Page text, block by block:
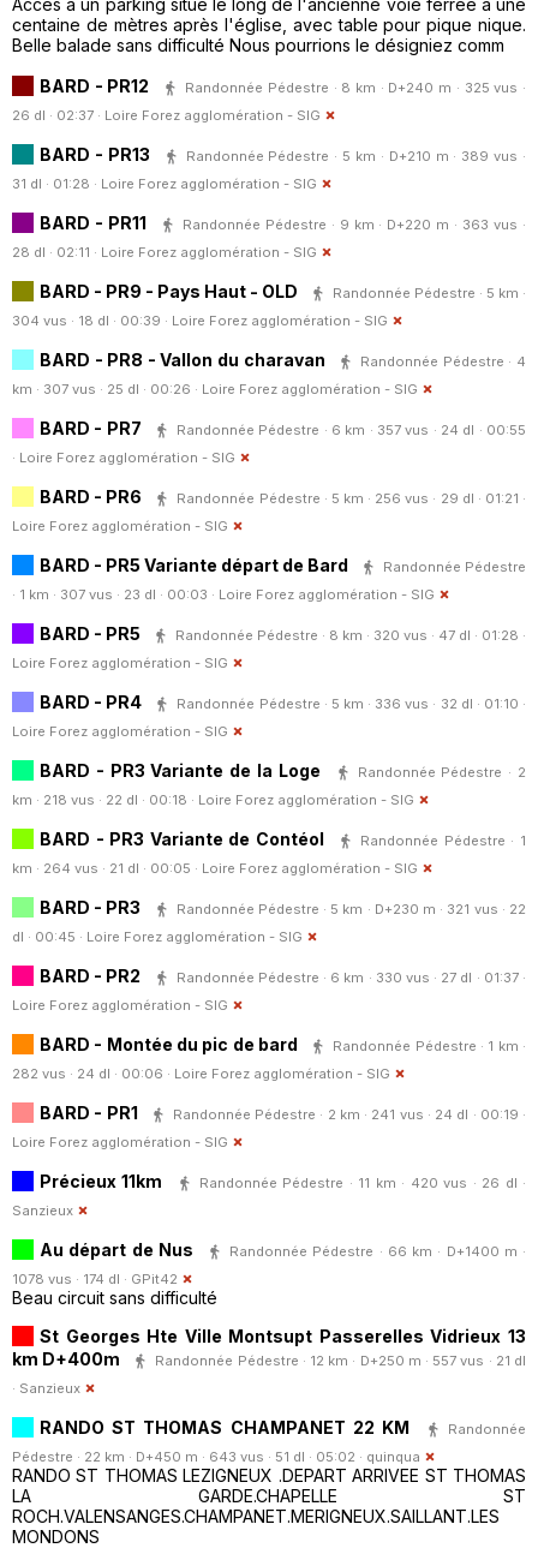
Accès à un parking situé le long de l'ancienne voie ferrée à une
centaine de mètres après l'église, avec table pour pique nique.
Belle balade sans difficulté Nous pourrions le désigniez comm
BARD - PR12
Randonnée Pédestre · 8 km · D+240 m · 325 vus ·
26 dl · 02:37 · Loire Forez agglomération - SIG
BARD - PR13
Randonnée Pédestre · 5 km · D+210 m · 389 vus ·
31 dl · 01:28 · Loire Forez agglomération - SIG
BARD - PR11
Randonnée Pédestre · 9 km · D+220 m · 363 vus ·
28 dl · 02:11 · Loire Forez agglomération - SIG
BARD - PR9 - Pays Haut - OLD
Randonnée Pédestre · 5 km ·
304 vus · 18 dl · 00:39 · Loire Forez agglomération - SIG
BARD - PR8 - Vallon du charavan
Randonnée Pédestre · 4
km · 307 vus · 25 dl · 00:26 · Loire Forez agglomération - SIG
BARD - PR7
Randonnée Pédestre · 6 km · 357 vus · 24 dl · 00:55
· Loire Forez agglomération - SIG
BARD - PR6
Randonnée Pédestre · 5 km · 256 vus · 29 dl · 01:21 ·
Loire Forez agglomération - SIG
BARD - PR5 Variante départ de Bard
Randonnée Pédestre
· 1 km · 307 vus · 23 dl · 00:03 · Loire Forez agglomération - SIG
BARD - PR5
Randonnée Pédestre · 8 km · 320 vus · 47 dl · 01:28 ·
Loire Forez agglomération - SIG
BARD - PR4
Randonnée Pédestre · 5 km · 336 vus · 32 dl · 01:10 ·
Loire Forez agglomération - SIG
BARD - PR3 Variante de la Loge
Randonnée Pédestre · 2
km · 218 vus · 22 dl · 00:18 · Loire Forez agglomération - SIG
BARD - PR3 Variante de Contéol
Randonnée Pédestre · 1
km · 264 vus · 21 dl · 00:05 · Loire Forez agglomération - SIG
BARD - PR3
Randonnée Pédestre · 5 km · D+230 m · 321 vus · 22
dl · 00:45 · Loire Forez agglomération - SIG
BARD - PR2
Randonnée Pédestre · 6 km · 330 vus · 27 dl · 01:37 ·
Loire Forez agglomération - SIG
BARD - Montée du pic de bard
Randonnée Pédestre · 1 km ·
282 vus · 24 dl · 00:06 · Loire Forez agglomération - SIG
BARD - PR1
Randonnée Pédestre · 2 km · 241 vus · 24 dl · 00:19 ·
Loire Forez agglomération - SIG
Précieux 11km
Randonnée Pédestre · 11 km · 420 vus · 26 dl ·
Sanzieux
Au départ de Nus
Randonnée Pédestre · 66 km · D+1400 m ·
1078 vus · 174 dl · GPit42
Beau circuit sans difficulté
St Georges Hte Ville Montsupt Passerelles Vidrieux 13
km D+400m
Randonnée Pédestre · 12 km · D+250 m · 557 vus · 21 dl
· Sanzieux
RANDO ST THOMAS CHAMPANET 22 KM
Randonnée
Pédestre · 22 km · D+450 m · 643 vus · 51 dl · 05:02 · quinqua
RANDO ST THOMAS LEZIGNEUX .DEPART ARRIVEE ST THOMAS
LA GARDE.CHAPELLE ST
ROCH.VALENSANGES.CHAMPANET.MERIGNEUX.SAILLANT.LES
MONDONS